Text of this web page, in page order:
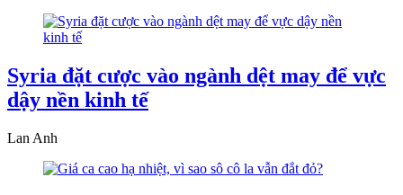
Syria đặt cược vào ngành dệt may để vực
dậy nền kinh tế
Lan Anh